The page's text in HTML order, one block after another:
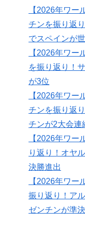
【2026年ワー
チンを振り返
でスペインが
【2026年ワー
を振り返り！
が3位
【2026年ワー
チンを振り返
チンが2大会連
【2026年ワー
り返り！オヤ
決勝進出
【2026年ワー
振り返り！ア
ゼンチンが準